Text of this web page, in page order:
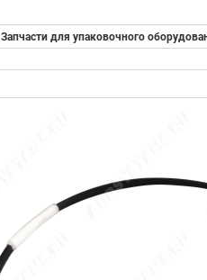
Запчасти для упаковочного